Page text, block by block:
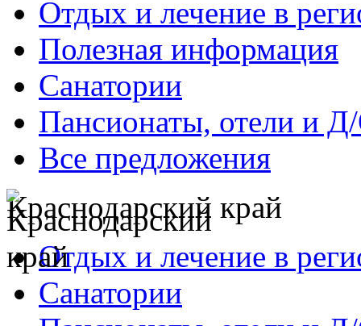
Отдых и лечение в
Полезная информация
Санатории
Пансионаты, отели и
Все предложения
Краснодарский край
Отдых и лечение в
Санатории